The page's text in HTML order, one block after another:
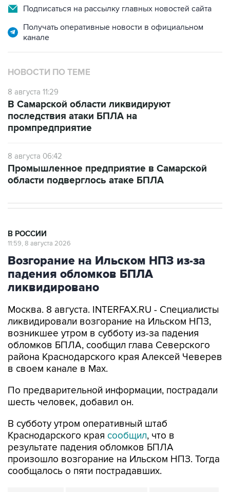
Подписаться на рассылку главных новостей сайта
Получать оперативные новости в официальном
канале
НОВОСТИ ПО ТЕМЕ
8 августа 11:29
В Самарской области ликвидируют
последствия атаки БПЛА на
промпредприятие
8 августа 06:42
Промышленное предприятие в Самарской
области подверглось атаке БПЛА
В РОССИИ
11:59, 8 августа 2026
Возгорание на Ильском НПЗ из-за
падения обломков БПЛА
ликвидировано
Москва. 8 августа. INTERFAX.RU - Специалисты
ликвидировали возгорание на Ильском НПЗ,
возникшее утром в субботу из-за падения
обломков БПЛА, сообщил глава Северского
района Краснодарского края Алексей Чеверев
в своем канале в Max.
По предварительной информации, пострадали
шесть человек, добавил он.
В субботу утром оперативный штаб
Краснодарского края сообщил, что в
результате падения обломков БПЛА
произошло возгорание на Ильском НПЗ. Тогда
сообщалось о пяти пострадавших.